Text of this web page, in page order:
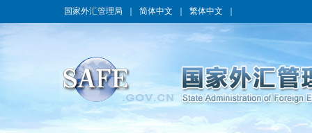
国家外汇管理局 简体中文 繁体中文